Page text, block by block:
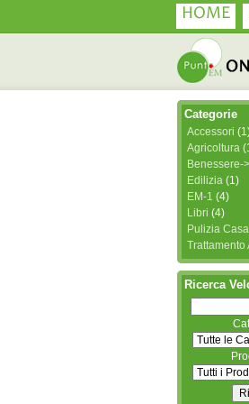
HOME
Categorie
Accessori
Agricoltura
Benessere->
Edilizia (1)
EM-1 (4)
Libri (4)
Pulizia Casa
Trattamento
Ricerca